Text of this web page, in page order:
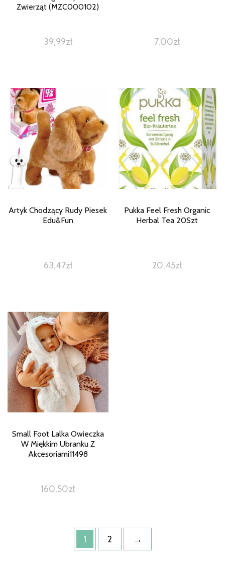
Zwierząt (MZC000102)
39,99zł 7,00zł
Artyk Chodzący Rudy Piesek
Edu&Fun
63,47zł
Pukka Feel Fresh Organic
Herbal Tea 20Szt
20,45zł
Small Foot Lalka Owieczka
W Miękkim Ubranku Z
Akcesoriami11498
160,50zł
1 2 →